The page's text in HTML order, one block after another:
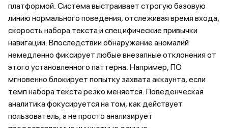
платформой. Система выстраивает строгую базовую
линию нормального поведения, отслеживая время входа,
скорость набора текста и специфические привычки
навигации. Впоследствии обнаружение аномалий
немедленно фиксирует любые внезапные отклонения от
этого установленного паттерна. Например, ПО
мгновенно блокирует попытку захвата аккаунта, если
темп набора текста резко меняется. Поведенческая
аналитика фокусируется на том, как действует
пользователь, а не просто анализирует